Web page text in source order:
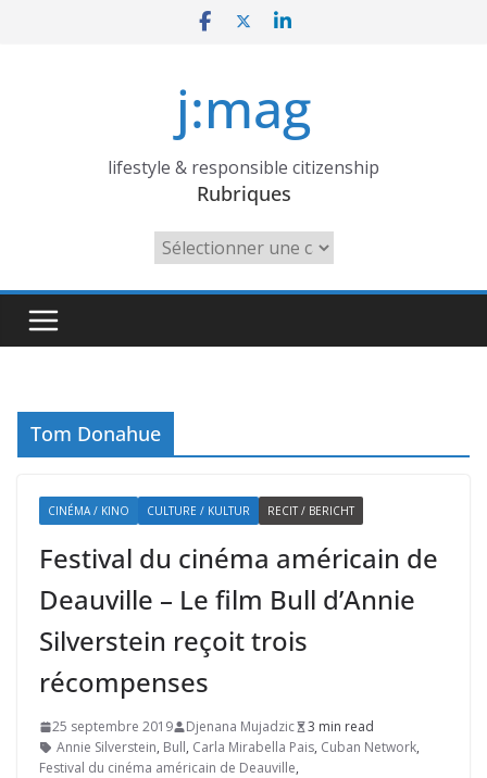
j:mag
lifestyle & responsible citizenship
Rubriques
Rubriques
Tom Donahue
CINÉMA / KINO CULTURE / KULTUR RECIT / BERICHT
Festival du cinéma américain de
Deauville – Le film Bull d’Annie
Silverstein reçoit trois
récompenses
25 septembre 2019 Djenana Mujadzic
3 min read
Annie Silverstein, Bull, Carla Mirabella Pais, Cuban Network,
Festival du cinéma américain de Deauville,